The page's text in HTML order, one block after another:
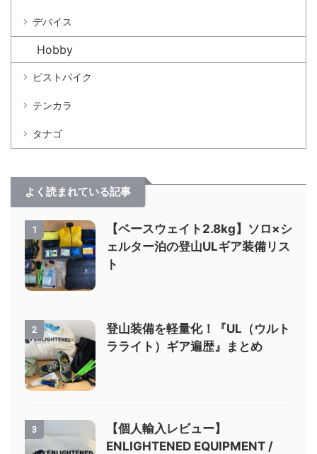
デバイス
Hobby
ピストバイク
テンカラ
タナゴ
よく読まれている記事
1
【ベースウェイト2.8kg】ソロ×シ
ェルター泊の登山ULギア装備リス
ト
2
登山装備を軽量化！『UL（ウルト
ラライト）ギア遍歴』まとめ
3
【個人輸入レビュー】
ENLIGHTENED EQUIPMENT /